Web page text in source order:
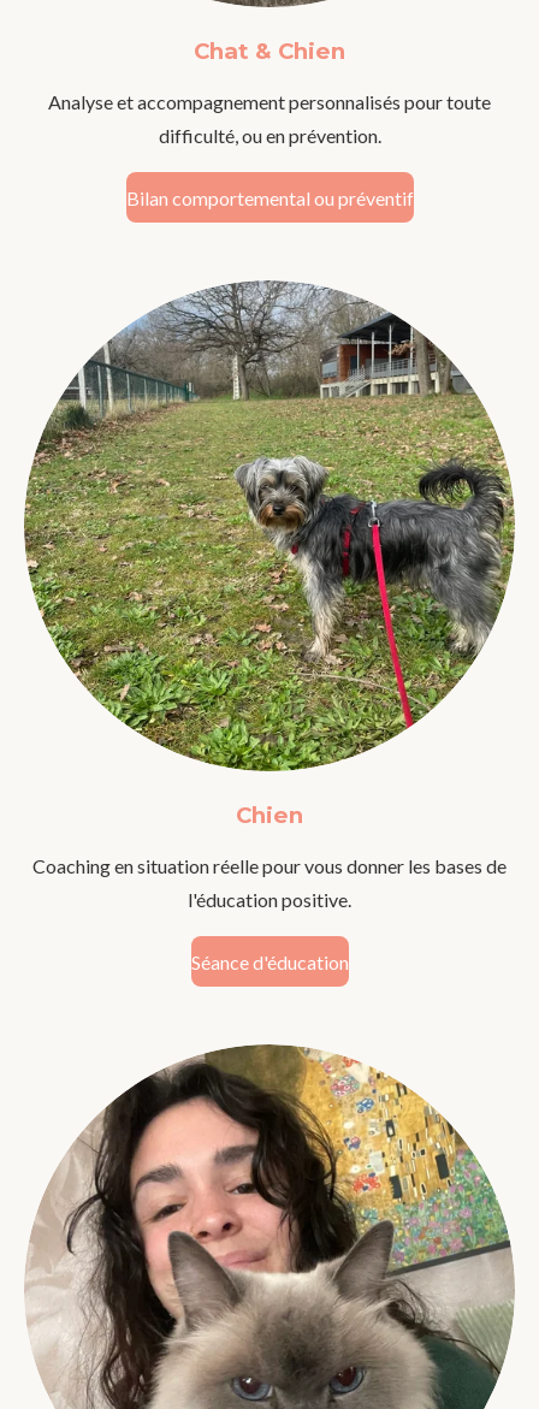
Chat & Chien
Analyse et accompagnement personnalisés pour toute
difficulté, ou en prévention.
Bilan comportemental ou préventif
Chien
Coaching en situation réelle pour vous donner les bases de
l'éducation positive.
Séance d'éducation